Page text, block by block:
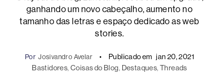
ganhando um novo cabeçalho, aumento no
tamanho das letras e espaço dedicado as web
stories.
Por Josivandro Avelar Publicado em jan 20, 2021
Bastidores, Coisas do Blog, Destaques, Threads